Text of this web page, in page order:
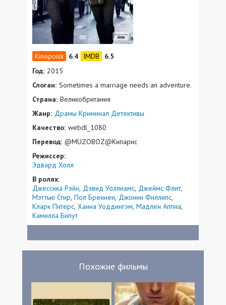
6.4
6.5
Год: 2015
Слоган: Sometimes a marriage needs an adventure.
Страна: Великобритания
Жанр: Драмы Криминал Детективы
Качество: webdl_1080
Перевод: @MUZOBOZ@Кипарис
Режиссер:
Эдвард Холл
В ролях:
Джессика Рэйн Дэвид Уоллиамс Джеймс Флит
Мэттью Стир Пол Бреннен Джонни Филлипс
Кларк Питерс Ханна Уоддингэм Мадлен Аппиа
Камилла Бипут
Похожие фильмы